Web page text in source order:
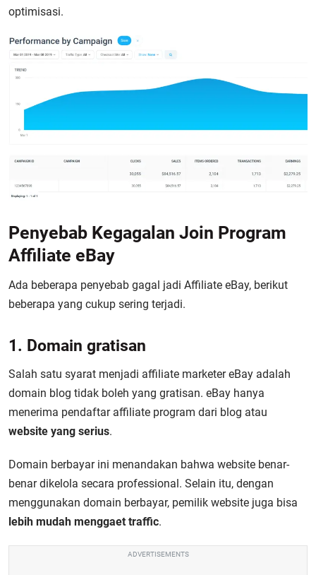
optimisasi.
Penyebab Kegagalan Join Program
Affiliate eBay
Ada beberapa penyebab gagal jadi Affiliate eBay, berikut
beberapa yang cukup sering terjadi.
1. Domain gratisan
Salah satu syarat menjadi affiliate marketer eBay adalah
domain blog tidak boleh yang gratisan. eBay hanya
menerima pendaftar affiliate program dari blog atau
website yang serius.
Domain berbayar ini menandakan bahwa website benar-
benar dikelola secara professional. Selain itu, dengan
menggunakan domain berbayar, pemilik website juga bisa
lebih mudah menggaet traffic.
ADVERTISEMENTS